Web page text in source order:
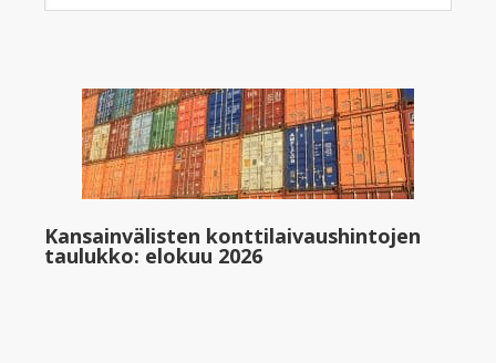
Kansainvälisten konttilaivaushintojen
taulukko: elokuu 2026